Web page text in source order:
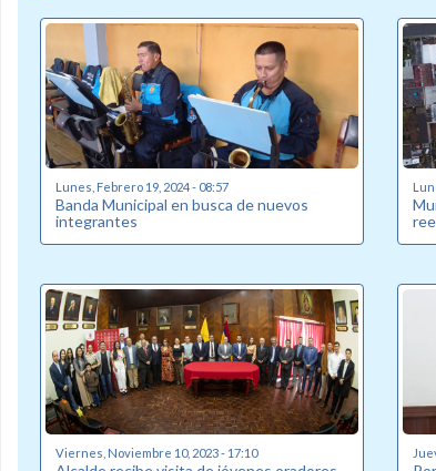
Lunes, Febrero 19, 2024 - 08:57
Banda Municipal en busca de nuevos
integrantes
Viernes, Noviembre 10, 2023 - 17:10